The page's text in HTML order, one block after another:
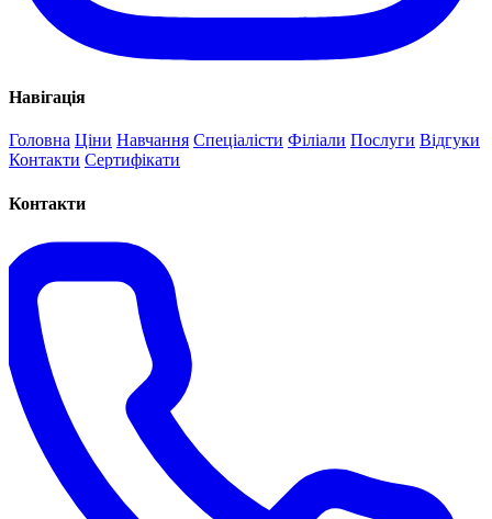
Навігація
Головна Ціни Навчання Спеціалісти Філіали Послуги Відгуки
Контакти Сертифікати
Контакти